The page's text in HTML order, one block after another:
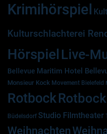
Krimihörspiel
Kulturschlachterei
Hörspiel Live-
Bellevue Maritim Hotel
Monsieur Kock Movement Bielefeld
Rotbock
Büdelsdorf Studio Filmtheater
Weihnachten